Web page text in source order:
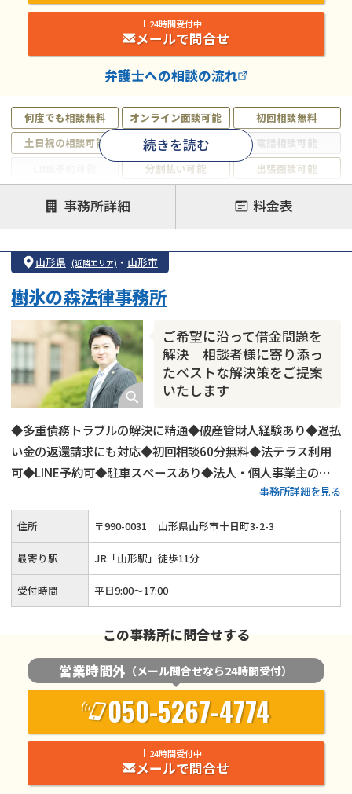
何度でも相談無料 オンライン面談可能
初回相談無料
土日祝の相談可能
19時以降電話可能
電話相談可能
分割払い可能
出張面談可能
借金返済相談・交渉
自己破産
任意整理
個人再生
時効援用
会社破産・法人破産
住宅ローン
カードローン
闇金
続きを読む
24時間受付中
メールで問合せ
弁護士への相談の流れ
事務所詳細 料金表
山形県 (近隣エリア) ・ 山形市
ご希望に沿って借金問題を
解決｜相談者様に寄り添っ
たベストな解決策をご提案
いたします
樹氷の森法律事務所
◆多重債務トラブルの解決に精通◆破産管財人経験あり◆過払
い金の返還請求にも対応◆初回相談60分無料◆法テラス利用
可◆LINE予約可◆駐車スペースあり◆法人・個人事業主の破
産にも精通◆不動産業者・自動車査定業者との連携あり
事務所詳細を見る
住所 〒990-0031 山形県山形市十日町3-2-3
最寄り駅 JR「山形駅」徒歩11分
受付時間 平日9:00～17:00
この事務所に問合せする
営業時間外 （メール問合せなら24時間受付）
050-5267-4774
24時間受付中
メールで問合せ